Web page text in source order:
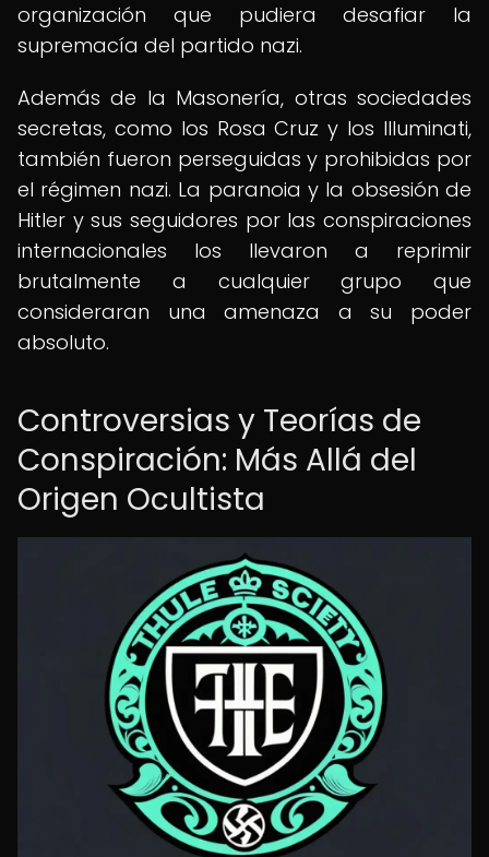
organización que pudiera desafiar la
supremacía del partido nazi.
Además de la Masonería, otras sociedades
secretas, como los Rosa Cruz y los Illuminati,
también fueron perseguidas y prohibidas por
el régimen nazi. La paranoia y la obsesión de
Hitler y sus seguidores por las conspiraciones
internacionales los llevaron a reprimir
brutalmente a cualquier grupo que
consideraran una amenaza a su poder
absoluto.
Controversias y Teorías de
Conspiración: Más Allá del
Origen Ocultista